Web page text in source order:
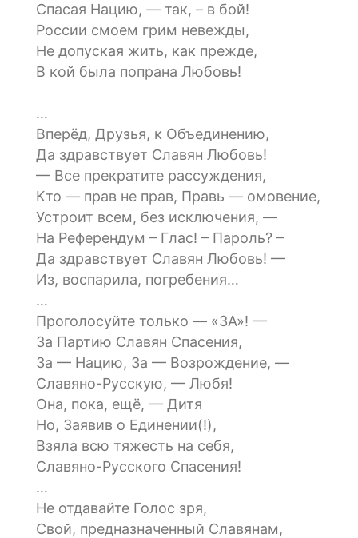
Спасая Нацию, — так, – в бой!
России смоем грим невежды,
Не допуская жить, как прежде,
В кой была попрана Любовь!
…
Вперёд, Друзья, к Объединению,
Да здравствует Славян Любовь!
— Все прекратите рассуждения,
Кто — прав не прав, Правь — омовение,
Устроит всем, без исключения, —
На Референдум – Глас! – Пароль? –
Да здравствует Славян Любовь! —
Из, воспарила, погребения…
…
Проголосуйте только — «ЗА»! —
За Партию Славян Спасения,
За — Нацию, За — Возрождение, —
Славяно-Русскую, — Любя!
Она, пока, ещё, — Дитя
Но, Заявив о Единении(!),
Взяла всю тяжесть на себя,
Славяно-Русского Спасения!
…
Не отдавайте Голос зря,
Свой, предназначенный Славянам,